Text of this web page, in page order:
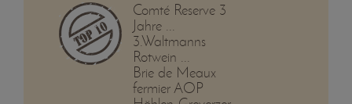
Comté Reserve 3
Jahre ...
3.Waltmanns
Rotwein ...
Brie de Meaux
fermier AOP